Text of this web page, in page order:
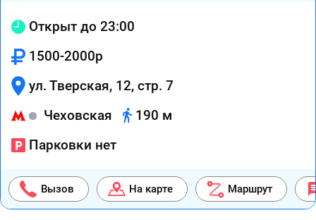
Открыт до 23:00
1500-2000р
ул. Тверская, 12, стр. 7
Чеховская
190 м
Парковки нет
Вызов На карте Маршрут